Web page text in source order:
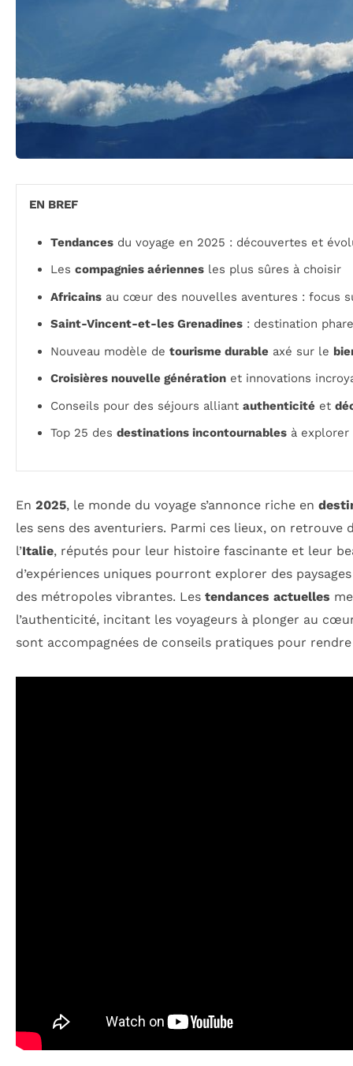
EN BREF
Tendances du voyage en 2025 : découvertes et
Les compagnies aériennes les plus sûres à choisir
Africains au cœur des nouvelles aventures : focus
Saint-Vincent-et-les Grenadines : destination
Nouveau modèle de tourisme durable axé sur le
Croisières nouvelle génération et innovations
Conseils pour des séjours alliant authenticité et
Top 25 des destinations incontournables à explorer
En 2025, le monde du voyage s’annonce riche en
les sens des aventuriers. Parmi ces lieux, on
l’Italie, réputés pour leur histoire fascinante et leur
d’expériences uniques pourront explorer des
des métropoles vibrantes. Les tendances actuelles
l’authenticité, incitant les voyageurs à plonger au
sont accompagnées de conseils pratiques pour